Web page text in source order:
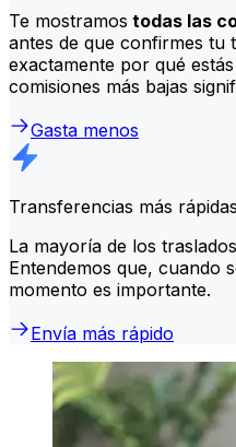
Te mostramos todas las
antes de que confirmes tu
exactamente por qué
comisiones más bajas
Gasta menos
Transferencias más rápidas
La mayoría de los
Entendemos que, cuando
momento es importante.
Envía más rápido